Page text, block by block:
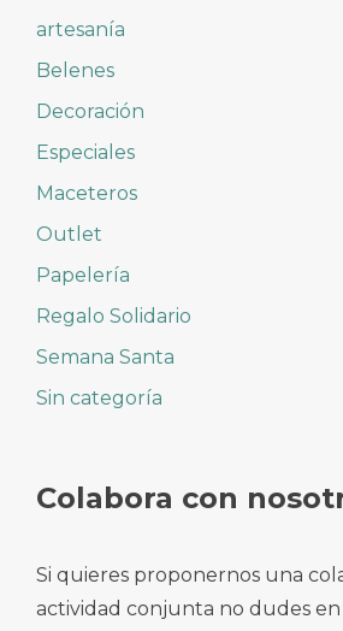
artesanía
Belenes
Decoración
Especiales
Maceteros
Outlet
Papelería
Regalo Solidario
Semana Santa
Sin categoría
Colabora con
Si quieres proponernos una
actividad conjunta no dudes